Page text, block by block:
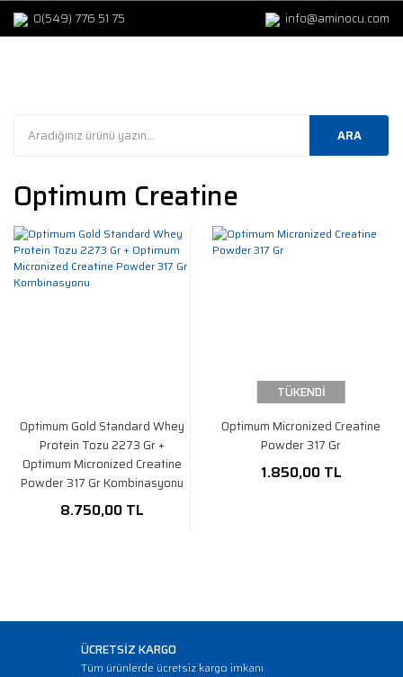
0(549) 776 51 75 info@aminocu.com
ARA
Optimum Creatine
Optimum Gold Standard Whey
Protein Tozu 2273 Gr +
Optimum Micronized Creatine
Powder 317 Gr Kombinasyonu
8.750,00 TL
TÜKENDİ
Optimum Micronized Creatine
Powder 317 Gr
1.850,00 TL
ÜCRETSİZ KARGO
Tüm ürünlerde ücretsiz kargo imkanı